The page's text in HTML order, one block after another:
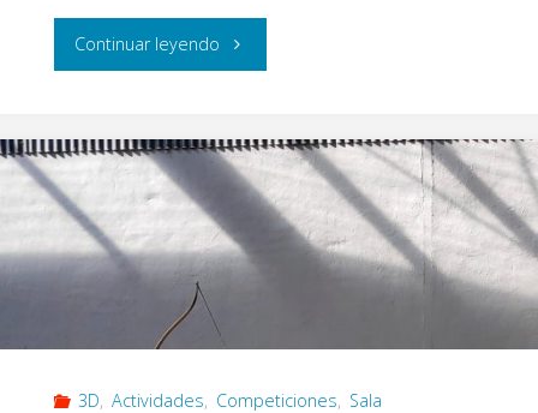
Continuar leyendo "¡Al
a
tirar
unas
3D, Actividades, Competiciones, Sala